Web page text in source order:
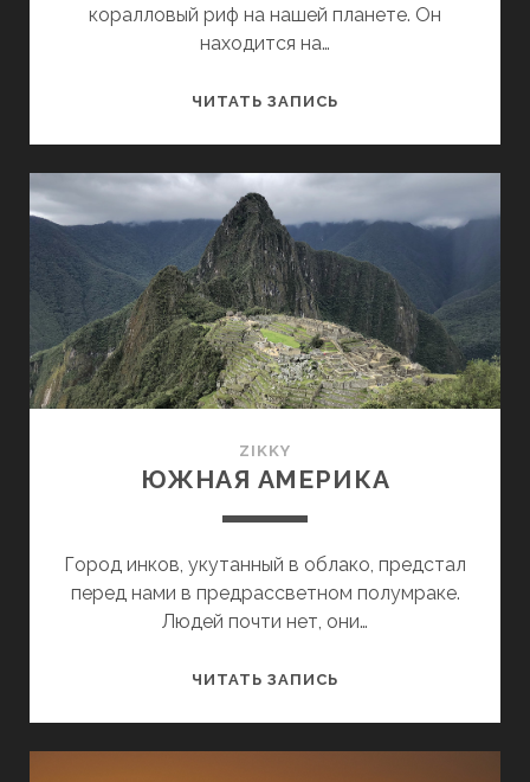
коралловый риф на нашей планете. Он
находится на…
ЧИТАТЬ ЗАПИСЬ
ZIKKY
ЮЖНАЯ АМЕРИКА
Город инков, укутанный в облако, предстал
перед нами в предрассветном полумраке.
Людей почти нет, они…
ЧИТАТЬ ЗАПИСЬ